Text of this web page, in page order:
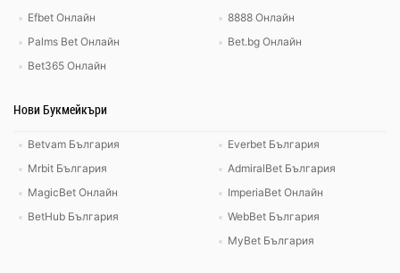
Efbet Онлайн
Palms Bet Онлайн
Bet365 Онлайн
8888 Онлайн
Bet.bg Онлайн
Нови Букмейкъри
Betvam България
Mrbit България
MagicBet Онлайн
BetHub България
Everbet България
AdmiralBet България
ImperiaBet Онлайн
WebBet България
MyBet България